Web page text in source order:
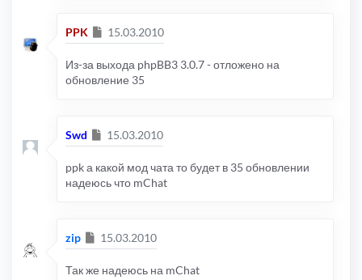
PPK Сообщение
15.03.2010
Из-за выхода phpBB3 3.0.7 - отложено на
обновление 35
Swd Сообщение
15.03.2010
ppk а какой мод чата то будет в 35 обновлении
надеюсь что mChat
zip Сообщение
15.03.2010
Так же надеюсь на mChat